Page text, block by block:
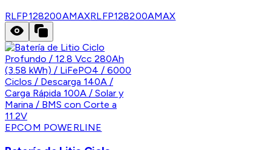
RLFP128200AMAXRLFP128200AMAX
EPCOM POWERLINE